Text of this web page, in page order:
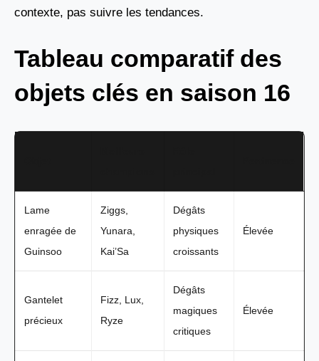
contexte, pas suivre les tendances.
Tableau comparatif des
objets clés en saison 16
Lame
enragée de
Guinsoo
Ziggs,
Yunara,
Kai’Sa
Dégâts
physiques
croissants
Élevée
Gantelet
précieux
Fizz, Lux,
Ryze
Dégâts
magiques
critiques
Élevée